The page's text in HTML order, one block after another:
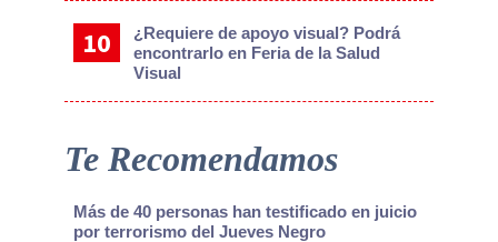
¿Requiere de apoyo visual? Podrá
encontrarlo en Feria de la Salud
Visual
Te Recomendamos
Más de 40 personas han testificado en juicio
por terrorismo del Jueves Negro